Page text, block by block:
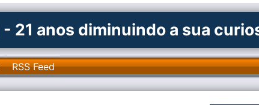
- 21 anos diminuindo a sua
RSS Feed